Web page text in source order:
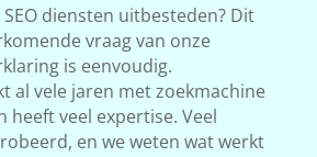
diensten uitbesteden? Dit
vraag van onze
is eenvoudig.
al vele jaren met zoekmachine
heeft veel expertise. Veel
en we weten wat werkt